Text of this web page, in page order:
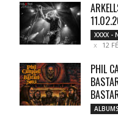
XXXX -
12
PHIL
ALBUMS